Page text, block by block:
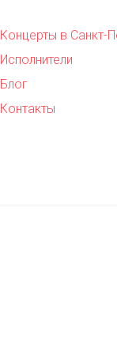
Концерты в Санкт-
Исполнители
Блог
Контакты